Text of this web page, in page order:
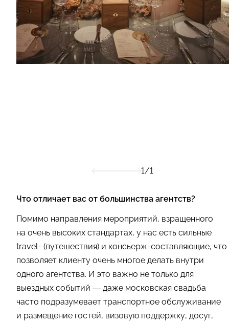
1/1
Что отличает вас от большинства агентств?
Помимо направления мероприятий, взращенного
на очень высоких стандартах, у нас есть сильные
travel- (путешествия) и консьерж-составляющие, что
позволяет клиенту очень многое делать внутри
одного агентства. И это важно не только для
выездных событий — даже московская свадьба
часто подразумевает транспортное обслуживание
и размещение гостей, визовую поддержку, досуг,